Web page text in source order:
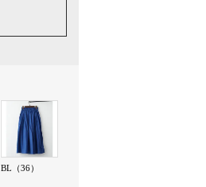
BL（36）